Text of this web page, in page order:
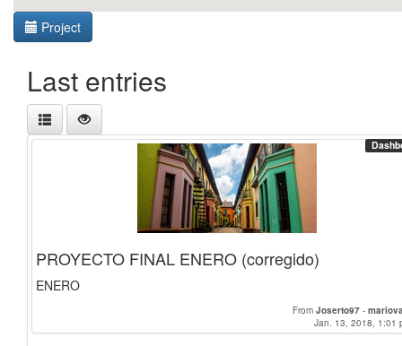
Project
Last entries
PROYECTO FINAL ENERO (corregido)
ENERO
From Joserto97 -
Jan. 13, 2018, 1:01